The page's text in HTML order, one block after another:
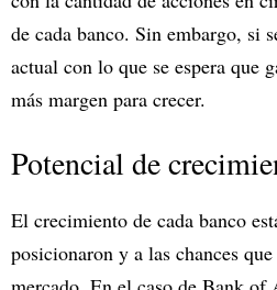
de cada banco. Sin embargo, si
actual con lo que se espera que
más margen para crecer.
Potencial de
El crecimiento de cada banco
posicionaron y a las chances